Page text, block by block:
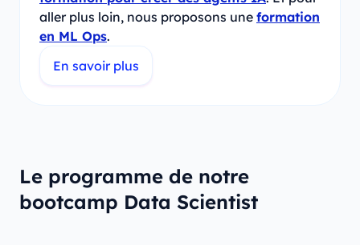
aller plus loin, nous proposons une formation
en ML Ops.
En savoir plus
Le programme de notre
bootcamp Data Scientist